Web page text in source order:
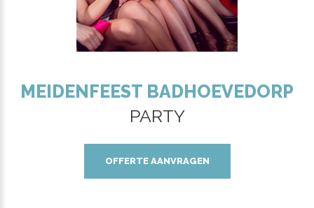
MEIDENFEEST BADHOEVEDORP
PARTY
OFFERTE AANVRAGEN